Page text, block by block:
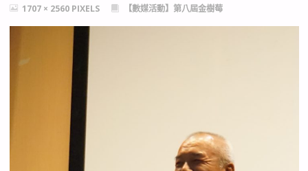
FULL1707 × 2560 PIXELS 【數媒活動】第八屆金樹莓